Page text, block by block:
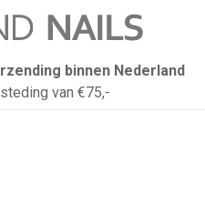
binnen Nederland
van €75,-